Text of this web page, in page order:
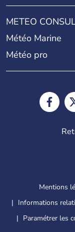
METEO
Météo Marine
Météo pro
Mentions
Informations
Paramétrer les